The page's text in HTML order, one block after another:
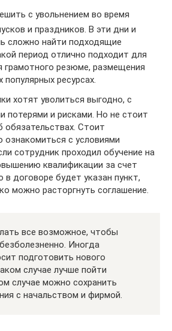
с увольнением во время
и праздников. В эти дни и
сложно найти подходящие
период отлично подходит для
грамотного резюме, размещения
популярных ресурсах.
хотят уволиться выгодно, с
потерями и рисками. Но не стоит
обязательствах. Стоит
ознакомиться с условиями
сотрудник проходил обучение на
квалификации за счет
в договоре будет указан пункт,
можно расторгнуть соглашение.
все возможное, чтобы
Иногда
подготовить нового
случае лучше пойти
случае можно сохранить
с начальством и фирмой.